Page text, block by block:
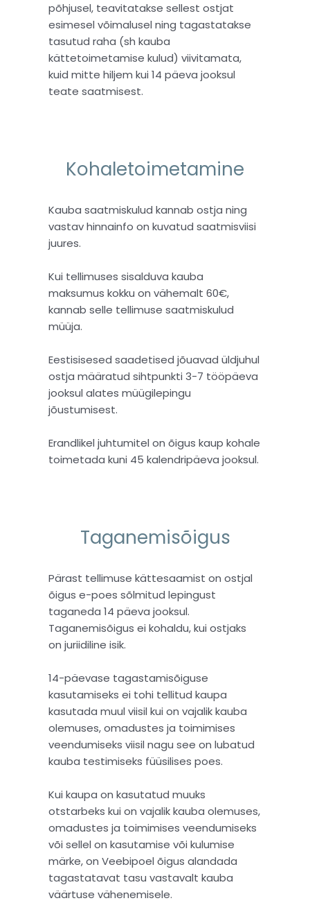
põhjusel, teavitatakse sellest ostjat
esimesel võimalusel ning tagastatakse
tasutud raha (sh kauba
kättetoimetamise kulud) viivitamata,
kuid mitte hiljem kui 14 päeva jooksul
teate saatmisest.
Kohaletoimetamine
Kauba saatmiskulud kannab ostja ning
vastav hinnainfo on kuvatud saatmisviisi
juures.
Kui tellimuses sisalduva kauba
maksumus kokku on vähemalt 60€,
kannab selle tellimuse saatmiskulud
müüja.
Eestisisesed saadetised jõuavad üldjuhul
ostja määratud sihtpunkti 3-7 tööpäeva
jooksul alates müügilepingu
jõustumisest.
Erandlikel juhtumitel on õigus kaup kohale
toimetada kuni 45 kalendripäeva jooksul.
Taganemisõigus
Pärast tellimuse kättesaamist on ostjal
õigus e-poes sõlmitud lepingust
taganeda 14 päeva jooksul.
Taganemisõigus ei kohaldu, kui ostjaks
on juriidiline isik.
14-päevase tagastamisõiguse
kasutamiseks ei tohi tellitud kaupa
kasutada muul viisil kui on vajalik kauba
olemuses, omadustes ja toimimises
veendumiseks viisil nagu see on lubatud
kauba testimiseks füüsilises poes.
Kui kaupa on kasutatud muuks
otstarbeks kui on vajalik kauba olemuses,
omadustes ja toimimises veendumiseks
või sellel on kasutamise või kulumise
märke, on Veebipoel õigus alandada
tagastatavat tasu vastavalt kauba
väärtuse vähenemisele.